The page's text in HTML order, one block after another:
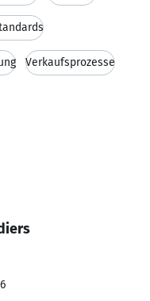
Verkaufsprozesse